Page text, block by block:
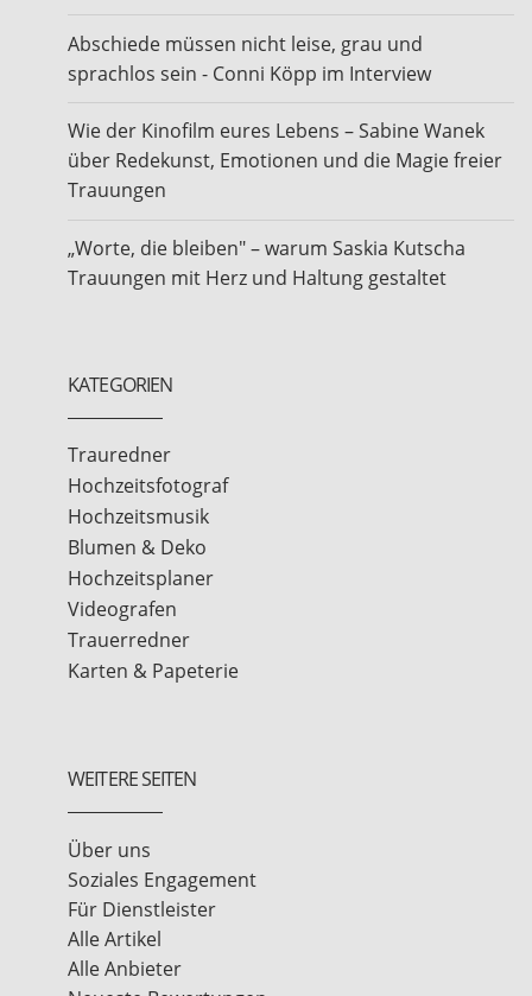
Abschiede müssen nicht leise, grau und
sprachlos sein - Conni Köpp im Interview
Wie der Kinofilm eures Lebens – Sabine Wanek
über Redekunst, Emotionen und die Magie freier
Trauungen
„Worte, die bleiben" – warum Saskia Kutscha
Trauungen mit Herz und Haltung gestaltet
KATEGORIEN
Trauredner
Hochzeitsfotograf
Hochzeitsmusik
Blumen & Deko
Hochzeitsplaner
Videografen
Trauerredner
Karten & Papeterie
WEITERE SEITEN
Über uns
Soziales Engagement
Für Dienstleister
Alle Artikel
Alle Anbieter